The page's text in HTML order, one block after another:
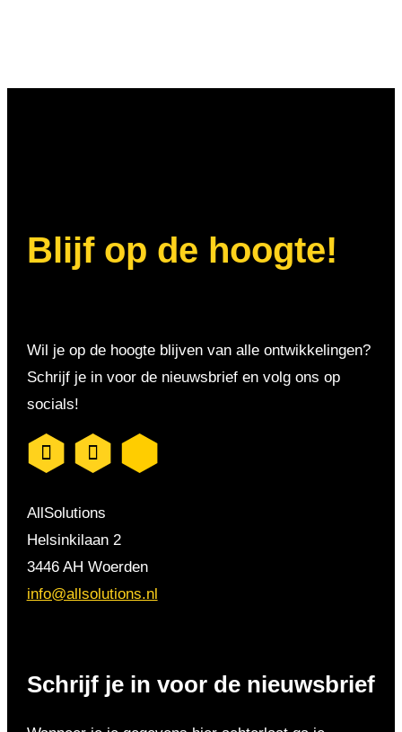
Blijf op de hoogte!
Wil je op de hoogte blijven van alle ontwikkelingen?
Schrijf je in voor de nieuwsbrief en volg ons op
socials!
AllSolutions
Helsinkilaan 2
3446 AH Woerden
info@allsolutions.nl
Schrijf je in voor de nieuwsbrief